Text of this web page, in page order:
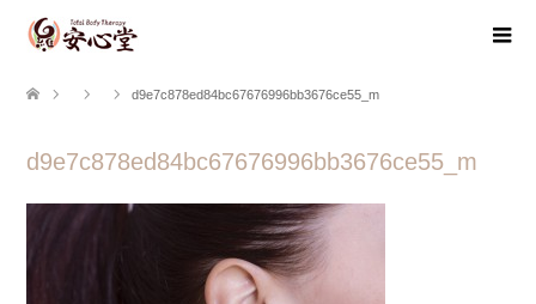
d9e7c878ed84bc67676996bb3676ce55_m
d9e7c878ed84bc67676996bb3676ce55_m